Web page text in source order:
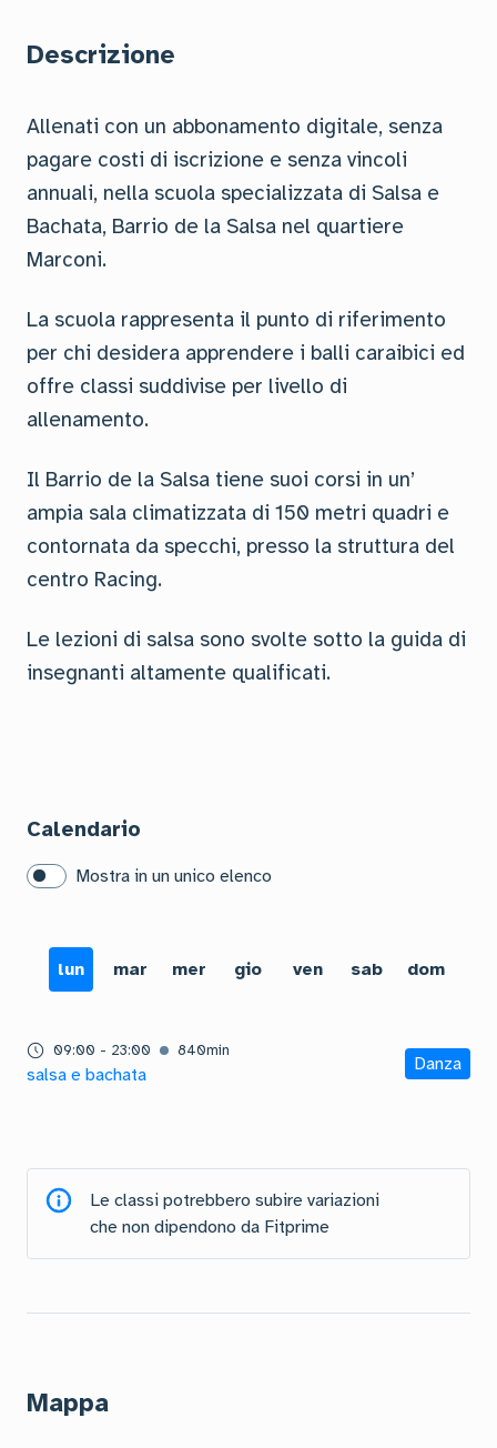
Descrizione
Allenati con un abbonamento digitale, senza
pagare costi di iscrizione e senza vincoli
annuali, nella scuola specializzata di Salsa e
Bachata, Barrio de la Salsa nel quartiere
Marconi.
La scuola rappresenta il punto di riferimento
per chi desidera apprendere i balli caraibici ed
offre classi suddivise per livello di
allenamento.
Il Barrio de la Salsa tiene suoi corsi in un’
ampia sala climatizzata di 150 metri quadri e
contornata da specchi, presso la struttura del
centro Racing.
Le lezioni di salsa sono svolte sotto la guida di
insegnanti altamente qualificati.
Calendario
Mostra in un unico elenco
lun mar mer gio ven sab dom
09:00 - 23:00 840min
salsa e bachata Danza
Le classi potrebbero subire variazioni
che non dipendono da Fitprime
Mappa